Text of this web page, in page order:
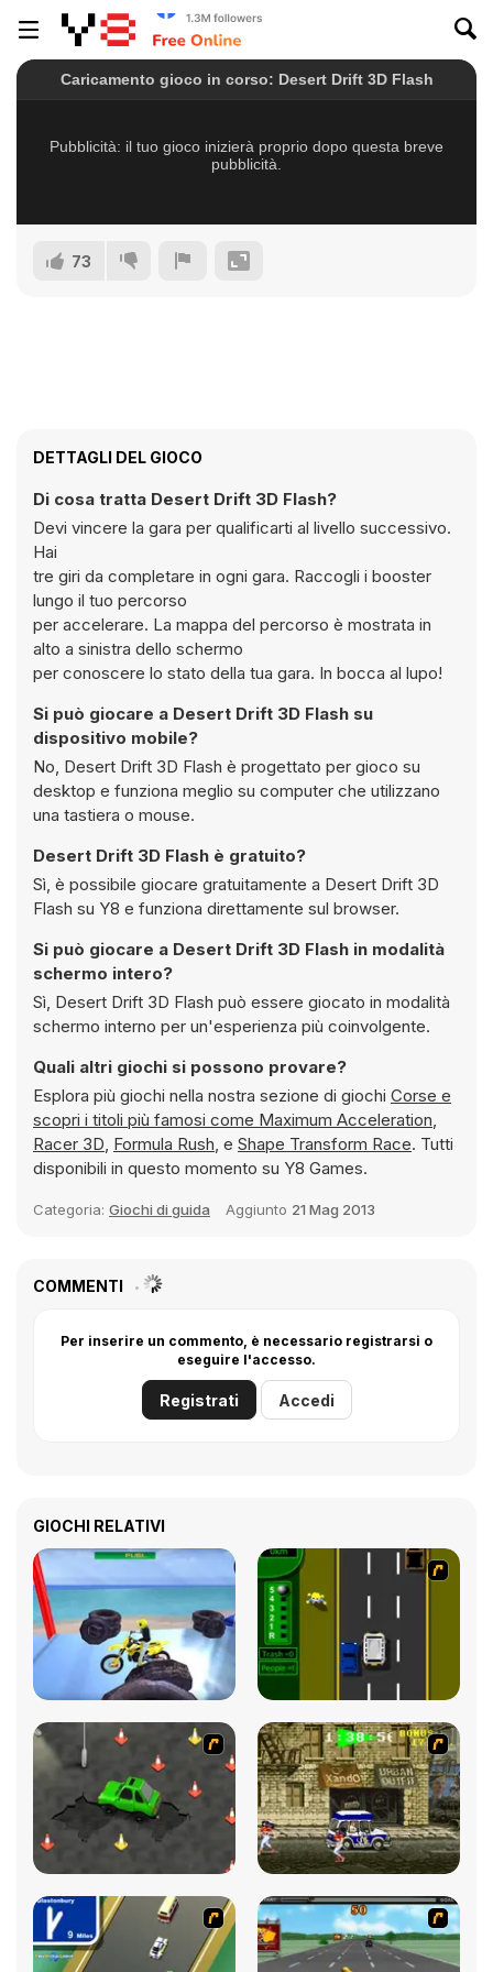
73
DETTAGLI DEL GIOCO
Di cosa tratta Desert Drift 3D Flash?
Devi vincere la gara per qualificarti al livello successivo.
Hai
tre giri da completare in ogni gara. Raccogli i booster
lungo il tuo percorso
per accelerare. La mappa del percorso è mostrata in
alto a sinistra dello schermo
per conoscere lo stato della tua gara. In bocca al lupo!
Si può giocare a Desert Drift 3D Flash su
dispositivo mobile?
No, Desert Drift 3D Flash è progettato per gioco su
desktop e funziona meglio su computer che utilizzano
una tastiera o mouse.
Desert Drift 3D Flash è gratuito?
Sì, è possibile giocare gratuitamente a Desert Drift 3D
Flash su Y8 e funziona direttamente sul browser.
Si può giocare a Desert Drift 3D Flash in modalità
schermo intero?
Sì, Desert Drift 3D Flash può essere giocato in modalità
schermo interno per un'esperienza più coinvolgente.
Quali altri giochi si possono provare?
Esplora più giochi nella nostra sezione di giochi Corse e
scopri i titoli più famosi come Maximum Acceleration,
Racer 3D, Formula Rush, e Shape Transform Race. Tutti
disponibili in questo momento su Y8 Games.
Categoria: Giochi di guida Aggiunto 21 Mag 2013
COMMENTI
Per inserire un commento, è necessario registrarsi o
eseguire l'accesso.
Registrati Accedi
GIOCHI RELATIVI